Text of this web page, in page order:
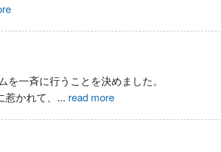
一斉に行うことを決めました。
かれて、 ... read more